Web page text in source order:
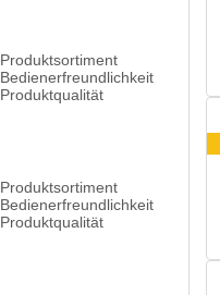
Produktsortiment
Bedienerfreundlichkeit
Produktqualität
Produktsortiment
Bedienerfreundlichkeit
Produktqualität